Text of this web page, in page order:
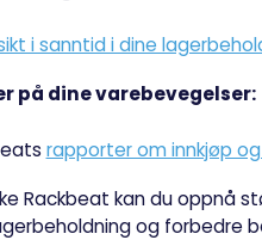
i sanntid i dine
på dine varebevegelser:
rapporter om innkjøp
Rackbeat kan du oppnå
og forbedre